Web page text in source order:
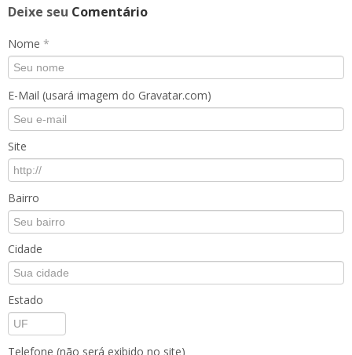
Deixe seu Comentário
Nome *
E-Mail (usará imagem do Gravatar.com)
Site
Bairro
Cidade
Estado
Telefone (não será exibido no site)